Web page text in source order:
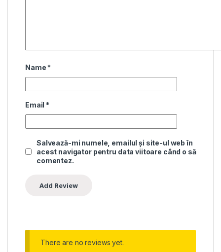
Name *
Email *
Salvează-mi numele, emailul și site-ul web în
acest navigator pentru data viitoare când o să
comentez.
There are no reviews yet.